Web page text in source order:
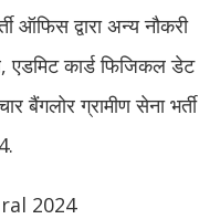
ऑफिस द्वारा अन्य नौकरी
एडमिट कार्ड फिजिकल डेट
बैंगलोर ग्रामीण सेना भर्ती
2024